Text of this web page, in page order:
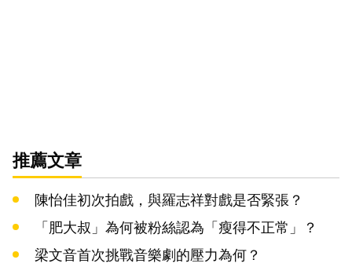
推薦文章
陳怡佳初次拍戲，與羅志祥對戲是否緊張？
「肥大叔」為何被粉絲認為「瘦得不正常」？
梁文音首次挑戰音樂劇的壓力為何？